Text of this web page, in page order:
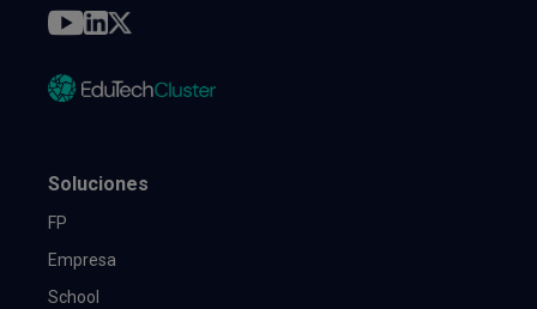
Soluciones
FP
Empresa
School